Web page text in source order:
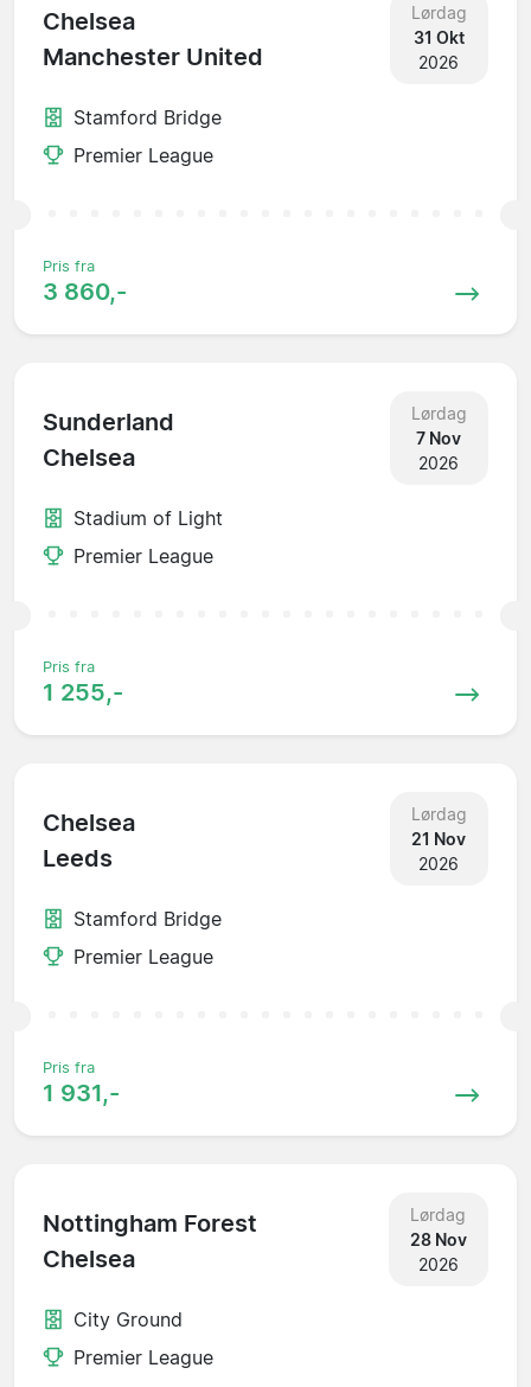
Chelsea
Manchester United
Lørdag
31 Okt
2026
Stamford Bridge
Premier League
Pris fra
3 860,-
Sunderland
Chelsea
Lørdag
7 Nov
2026
Stadium of Light
Premier League
Pris fra
1 255,-
Chelsea
Leeds
Lørdag
21 Nov
2026
Stamford Bridge
Premier League
Pris fra
1 931,-
Nottingham Forest
Chelsea
Lørdag
28 Nov
2026
City Ground
Premier League